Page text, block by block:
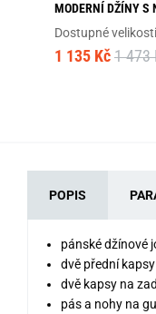
MODERNÍ DŽÍNY S
Dostupné
1 135 Kč 1 473
POPIS
pánské džínové
dvě přední kapsy
dvě kapsy na
pás a nohy na